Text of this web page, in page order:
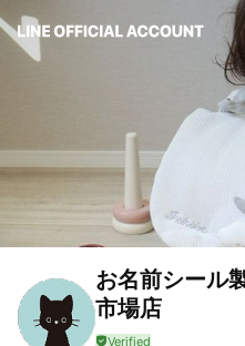
お名前シール
市場店